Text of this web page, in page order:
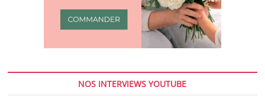
NOS INTERVIEWS YOUTUBE